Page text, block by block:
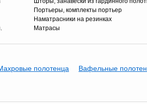
Портьеры, комплекты портьер
Наматрасники на резинках
Матрасы
полотенца Вафельные